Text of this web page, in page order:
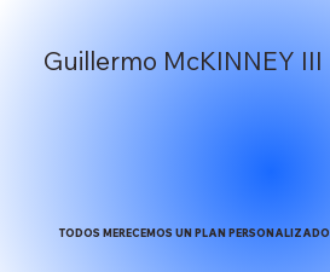
Guillermo McKINNEY III
TODOS MERECEMOS UN PLAN PERSONALIZADO